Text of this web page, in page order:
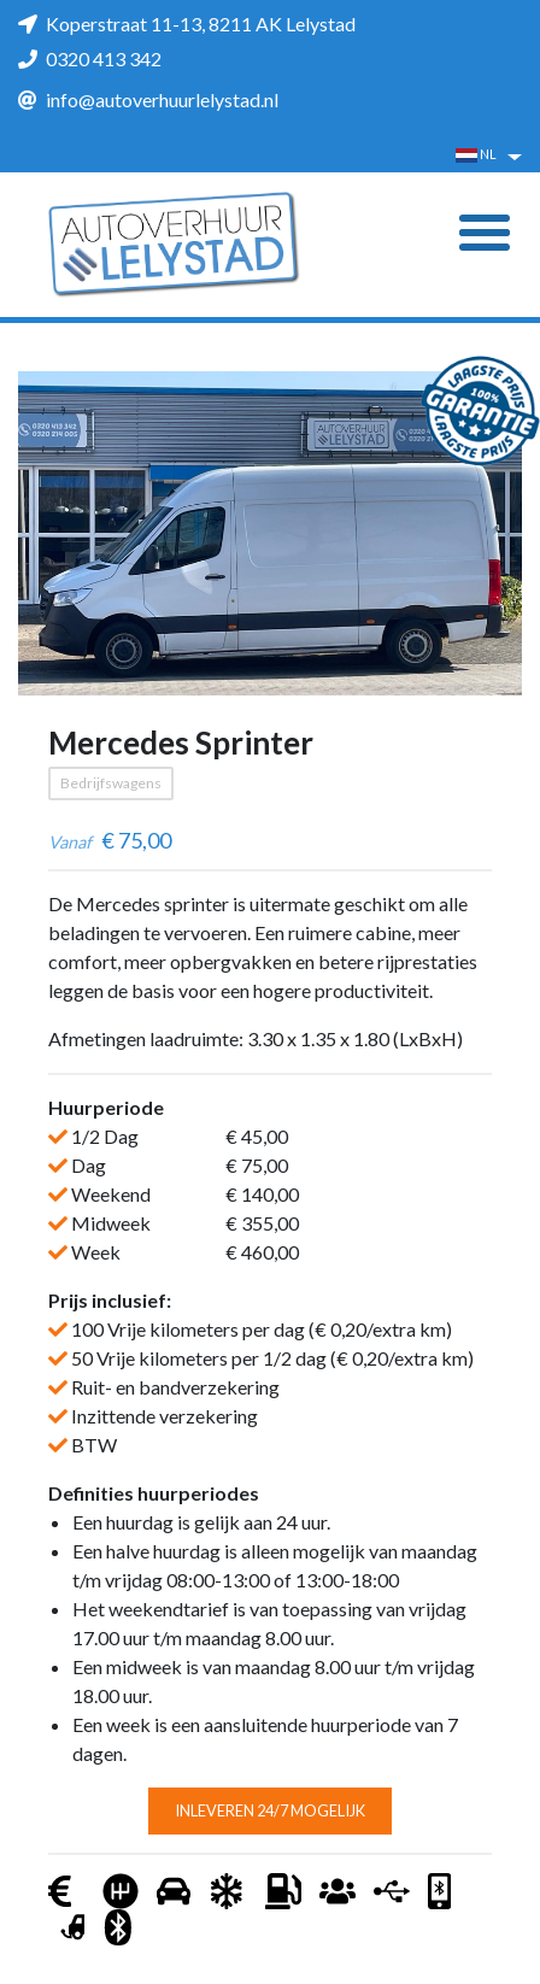
Koperstraat 11-13, 8211 AK Lelystad
0320 413 342
info@autoverhuurlelystad.nl
Mercedes Sprinter
Bedrijfswagens
Vanaf €75,00
De Mercedes sprinter is uitermate geschikt om alle
beladingen te vervoeren. Een ruimere cabine, meer
comfort, meer opbergvakken en betere rijprestaties
leggen de basis voor een hogere productiviteit.
Afmetingen laadruimte: 3.30 x 1.35 x 1.80(LxBxH)
Huurperiode
1/2 Dag
€ 45,00
Dag
€ 75,00
Weekend
€ 140,00
Midweek
€ 355,00
Week
€ 460,00
Prijs inclusief:
100 Vrije kilometers per dag (€ 0,20/extra km)
50 Vrije kilometers per 1/2 dag (€ 0,20/extra km)
Ruit- en bandverzekering
Inzittende verzekering
BTW
Definities huurperiodes
Een huurdag is gelijk aan 24 uur.
Een halve huurdag is alleen mogelijk van maandag
t/m vrijdag 08:00-13:00 of 13:00-18:00
Het weekendtarief is van toepassing van vrijdag
17.00 uur t/m maandag 8.00 uur.
Een midweek is van maandag 8.00 uur t/m vrijdag
18.00 uur.
Een week is een aansluitende huurperiode van 7
dagen.
INLEVEREN 24/7 MOGELIJK